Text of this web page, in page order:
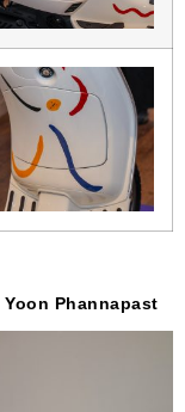
Yoon Phannapast